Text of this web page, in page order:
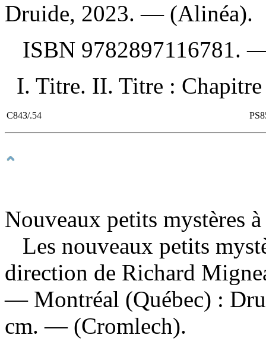
Druide, 2023. — (Alinéa).
ISBN 9782897116781.
I. Titre. II. Titre :
C843/.54
Nouveaux petits mystères
Les nouveaux petits
direction de Richard
— Montréal (Québec) :
cm. — (Cromlech).